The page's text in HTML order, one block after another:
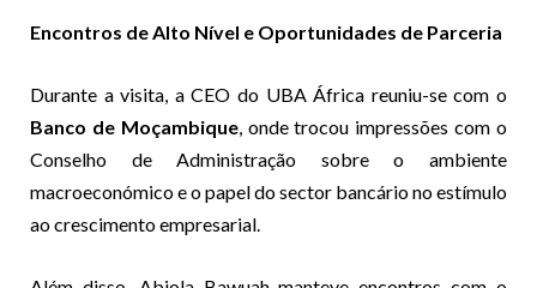
Encontros de Alto Nível e Oportunidades de Parceria
Durante a visita, a CEO do UBA África reuniu-se com o
Banco de Moçambique, onde trocou impressões com o
Conselho de Administração sobre o ambiente
macroeconómico e o papel do sector bancário no estímulo
ao crescimento empresarial.